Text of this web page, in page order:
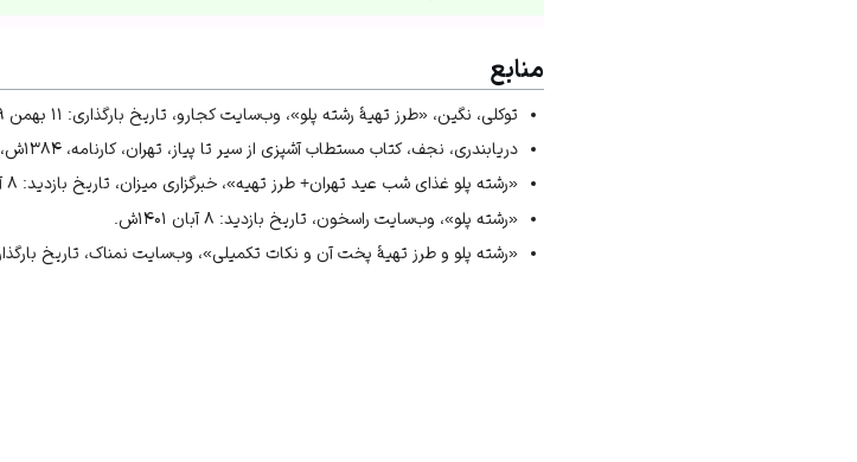
منابع
توکلی، نگین، «طرز تهیهٔ رشته پلو»، وب‌سایت کجارو، تاریخ بارگذاری: ۱۱ بهمن ۱۳۹۹ش.
دریابندری، نجف، کتاب مستطاب آشپزی از سیر تا پیاز، تهران، کارنامه، ۱۳۸۴ش، ج۱، ص۷۸۱.
«رشته پلو غذای شب عید تهران+ طرز تهیه»، خبرگزاری میزان، تاریخ بازدید: ۸ آبان ۱۴۰۱ش.
«رشته پلو»، وب‌سایت راسخون، تاریخ بازدید: ۸ آبان ۱۴۰۱ش.
«رشته پلو و طرز تهیهٔ پخت آن و نکات تکمیلی»، وب‌سایت نمناک، تاریخ بارگذاری: ۱۱ بهمن